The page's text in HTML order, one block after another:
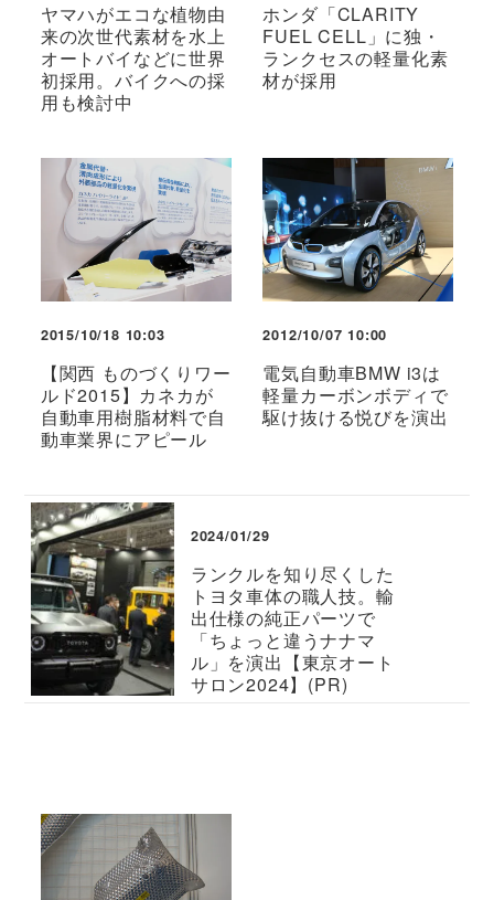
ヤマハがエコな植物由
来の次世代素材を水上
オートバイなどに世界
初採用。バイクへの採
用も検討中
ホンダ「CLARITY
FUEL CELL」に独・
ランクセスの軽量化素
材が採用
2015/10/18 10:03
【関西 ものづくりワー
ルド2015】カネカが
自動車用樹脂材料で自
動車業界にアピール
2012/10/07 10:00
電気自動車BMW i3は
軽量カーボンボディで
駆け抜ける悦びを演出
2024/01/29
ランクルを知り尽くした
トヨタ車体の職人技。輸
出仕様の純正パーツで
「ちょっと違うナナマ
ル」を演出【東京オート
サロン2024】(PR)